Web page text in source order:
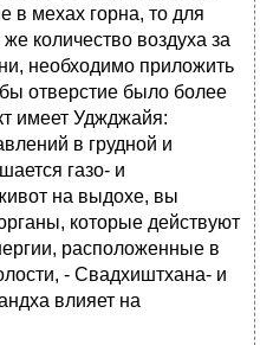
в мехах горна, то для
количество воздуха за
необходимо приложить
отверстие было более
имеет Уджджайя:
в грудной и
газо- и
на выдохе, вы
которые действуют
расположенные в
- Свадхиштхана- и
влияет на